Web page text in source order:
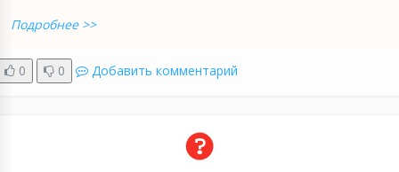
Подробнее >>
0 0 Добавить комментарий